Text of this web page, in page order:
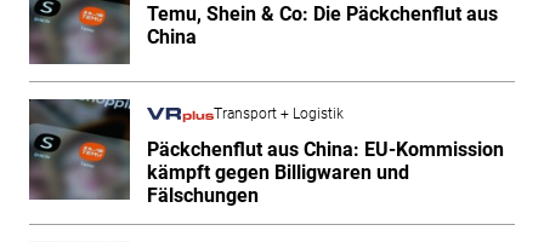
Temu, Shein & Co: Die Päckchenflut aus
China
Transport + Logistik
Päckchenflut aus China: EU-Kommission
kämpft gegen Billigwaren und
Fälschungen